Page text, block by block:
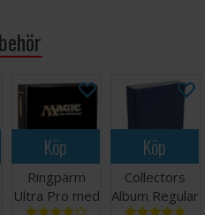
94 mm
i storlek 63x88 mm
det perfekta sättet att förvara
Köp
Ringpärm
Ultra Pro med
Köp
Collectors
Album Regular